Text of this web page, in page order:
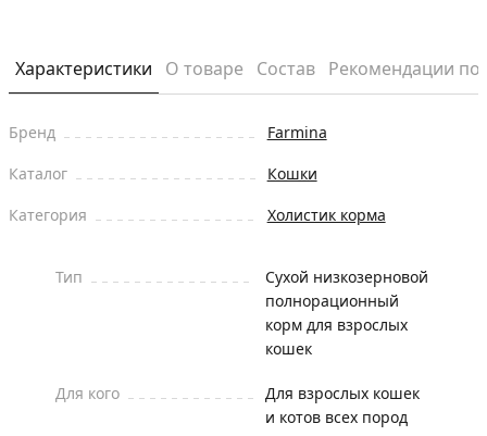
Характеристики О товаре Состав Рекомендации
Бренд
Farmina
Каталог
Кошки
Категория
Холистик корма
Тип
Сухой низкозерновой
полнорационный
корм для взрослых
кошек
Для кого
Для взрослых кошек
и котов всех пород